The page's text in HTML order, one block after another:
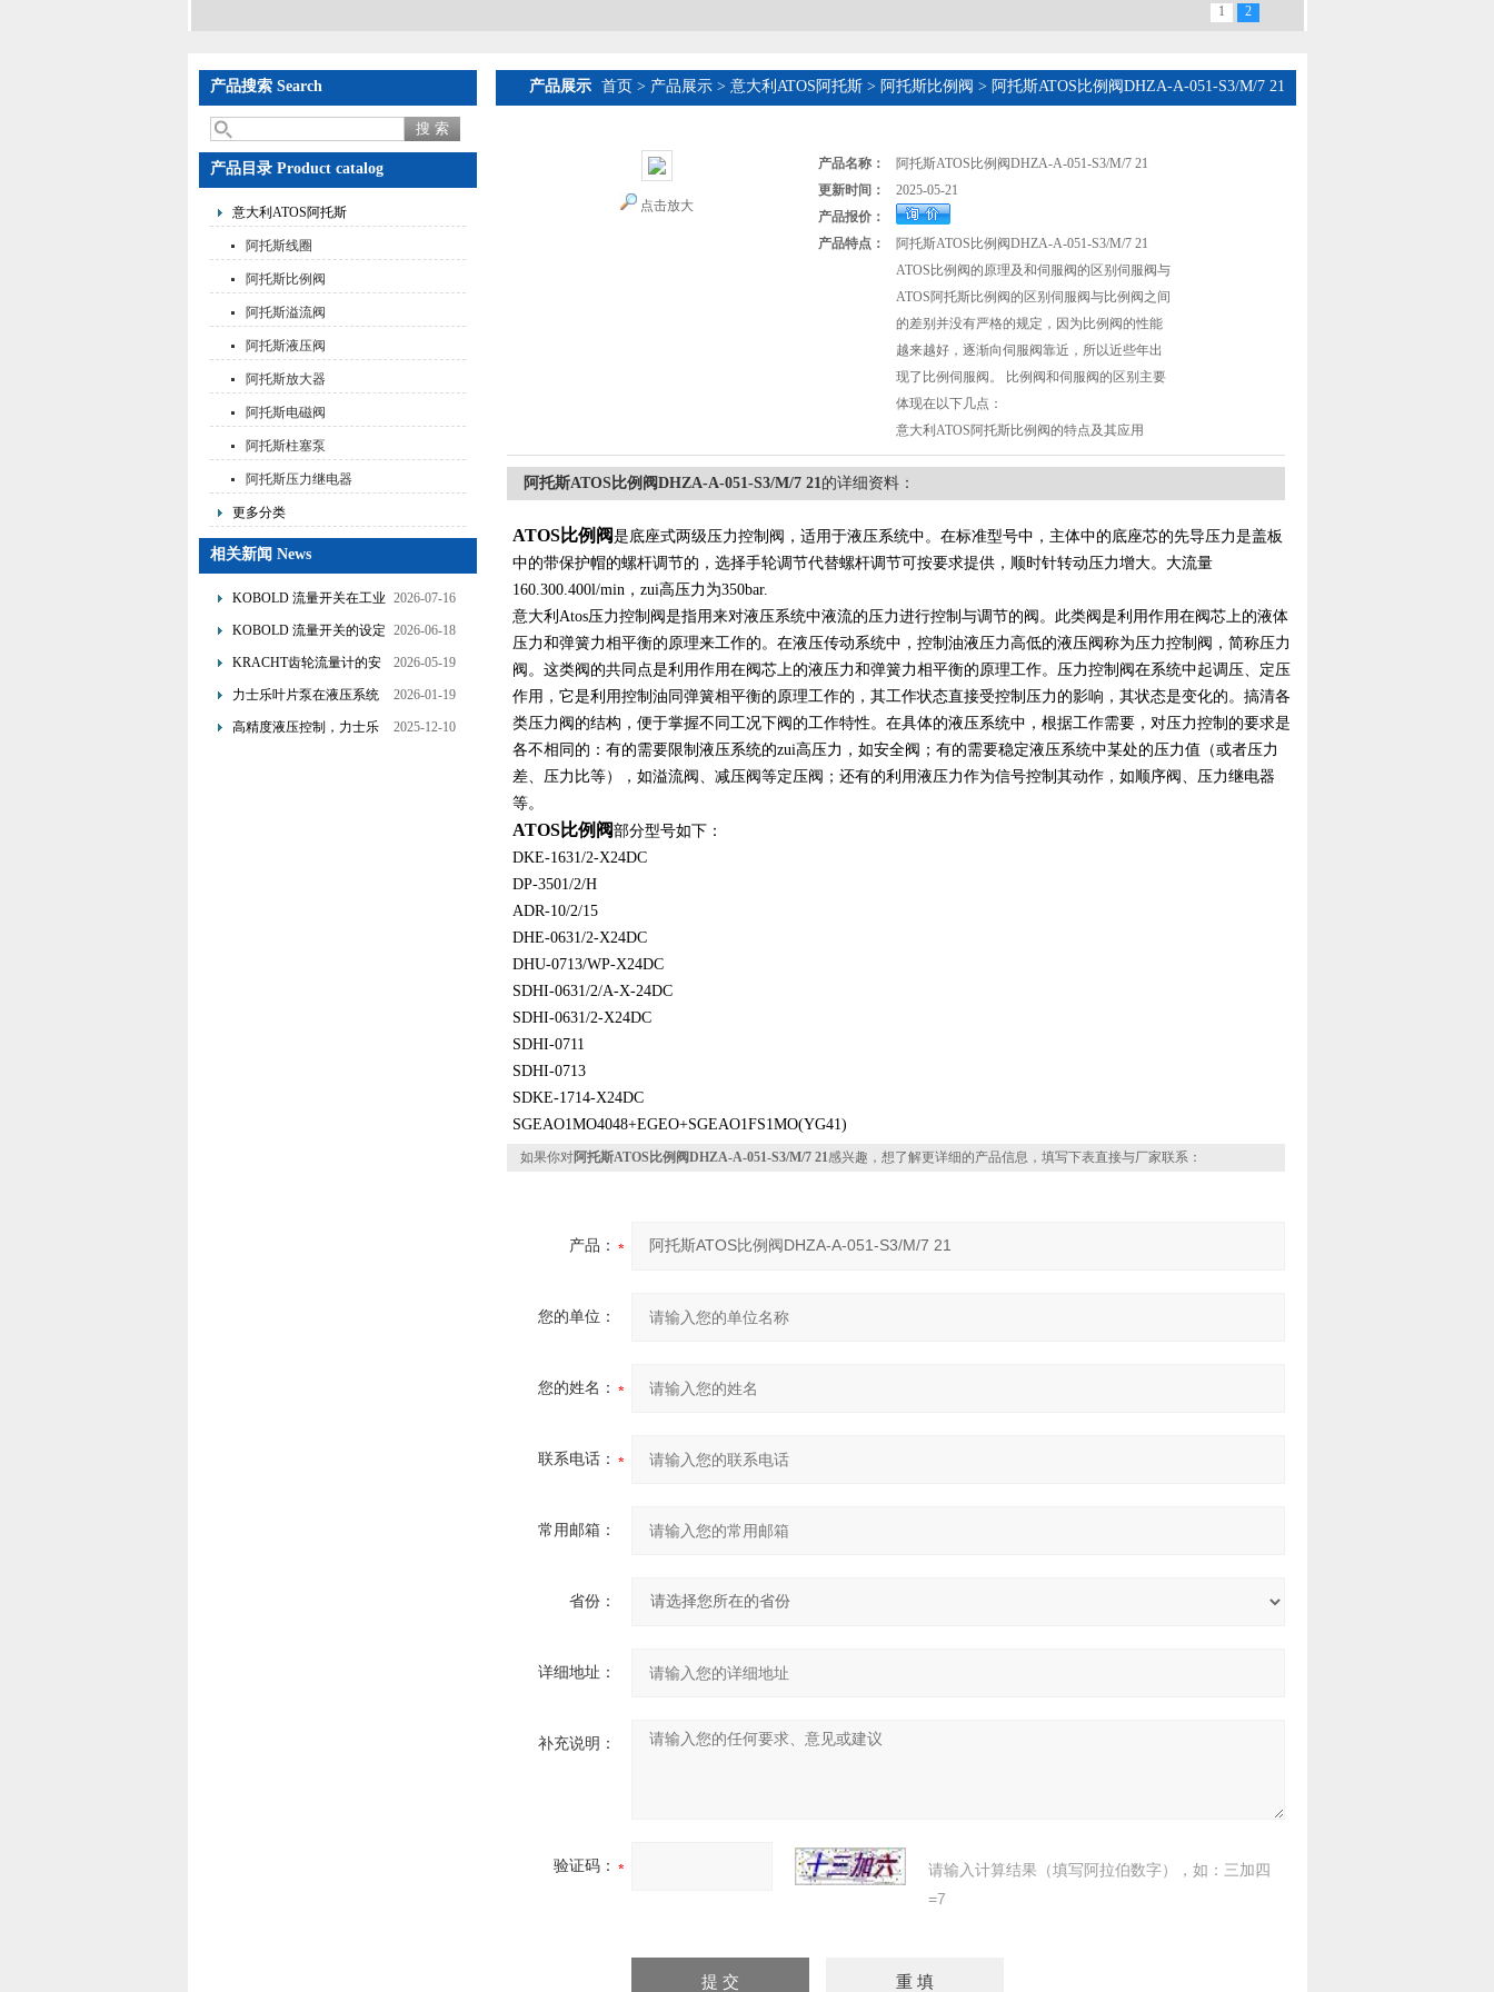
1 2
产品搜索 Search
产品目录 Product catalog
意大利ATOS阿托斯
阿托斯线圈
阿托斯比例阀
阿托斯溢流阀
阿托斯液压阀
阿托斯放大器
阿托斯电磁阀
阿托斯柱塞泵
阿托斯压力继电器
更多分类
相关新闻 News
KOBOLD 流量开关在工业
管道水流量监测中的应用
2026-07-16
KOBOLD 流量开关的设定
流量调节与刻度指示
2026-06-18
KRACHT齿轮流量计的安
装要求：直管段、过滤器
2026-05-19
力士乐叶片泵在液压系统
中的应用分析
2026-01-19
高精度液压控制，力士乐
2025-12-10
产品展示 首页 > 产品展示> 意大利ATOS阿托斯> 阿托斯比例阀 > 阿托斯ATOS比例阀DHZA-A-051-S3/M/7 21
点击放大
产品名称：
阿托斯ATOS比例阀DHZA-A-051-S3/M/7 21
更新时间：
2025-05-21
产品报价：
产品特点：
阿托斯ATOS比例阀DHZA-A-051-S3/M/7 21
ATOS比例阀的原理及和伺服阀的区别伺服阀与
ATOS阿托斯比例阀的区别伺服阀与比例阀之间
的差别并没有严格的规定，因为比例阀的性能
越来越好，逐渐向伺服阀靠近，所以近些年出
现了比例伺服阀。 比例阀和伺服阀的区别主要
体现在以下几点：
意大利ATOS阿托斯比例阀的特点及其应用
阿托斯ATOS比例阀DHZA-A-051-S3/M/7 21的详细资料：
ATOS比例阀是底座式两级压力控制阀，适用于液压系统中。在标准型号中，主体中的底座芯的先导压力是盖板
中的带保护帽的螺杆调节的，选择手轮调节代替螺杆调节可按要求提供，顺时针转动压力增大。大流量
160.300.400l/min，zui高压力为350bar.
意大利Atos压力控制阀是指用来对液压系统中液流的压力进行控制与调节的阀。此类阀是利用作用在阀芯上的液体
压力和弹簧力相平衡的原理来工作的。在液压传动系统中，控制油液压力高低的液压阀称为压力控制阀，简称压力
阀。这类阀的共同点是利用作用在阀芯上的液压力和弹簧力相平衡的原理工作。压力控制阀在系统中起调压、定压
作用，它是利用控制油同弹簧相平衡的原理工作的，其工作状态直接受控制压力的影响，其状态是变化的。搞清各
类压力阀的结构，便于掌握不同工况下阀的工作特性。在具体的液压系统中，根据工作需要，对压力控制的要求是
各不相同的：有的需要限制液压系统的zui高压力，如安全阀；有的需要稳定液压系统中某处的压力值（或者压力
差、压力比等），如溢流阀、减压阀等定压阀；还有的利用液压力作为信号控制其动作，如顺序阀、压力继电器
等。
ATOS比例阀部分型号如下：
DKE-1631/2-X24DC
DP-3501/2/H
ADR-10/2/15
DHE-0631/2-X24DC
DHU-0713/WP-X24DC
SDHI-0631/2/A-X-24DC
SDHI-0631/2-X24DC
SDHI-0711
SDHI-0713
SDKE-1714-X24DC
SGEAO1MO4048+EGEO+SGEAO1FS1MO(YG41)
如果你对阿托斯ATOS比例阀DHZA-A-051-S3/M/7 21感兴趣，想了解更详细的产品信息，填写下表直接与厂家联系：
产品：
您的单位：
您的姓名：
联系电话：
常用邮箱：
省份：
详细地址：
补充说明：
验证码：
请输入计算结果（填写阿拉伯数字），如：三加四
=7